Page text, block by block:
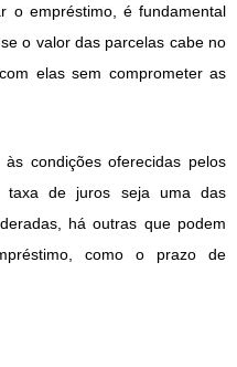
o empréstimo, é fundamental
o valor das parcelas cabe no
elas sem comprometer as
condições oferecidas pelos
taxa de juros seja uma das
há outras que podem
como o prazo de